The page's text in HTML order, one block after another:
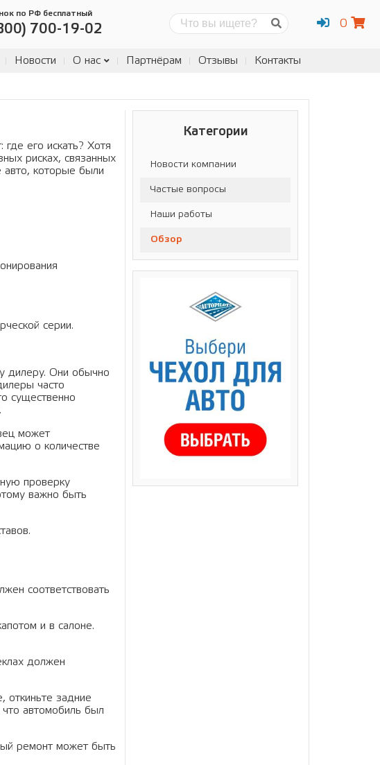
по РФ бесплатный
700-19-02 0
Новости О нас Партнёрам Отзывы Контакты
Категории
Новости компании
Частые вопросы
Наши работы
Обзор
его искать? Хотя
рисках, связанных
авто, которые были
серии.
дилеру. Они обычно
часто
существенно
может
о количестве
проверку
важно быть
соответствовать
и в салоне.
должен
откиньте задние
автомобиль был
ремонт может быть